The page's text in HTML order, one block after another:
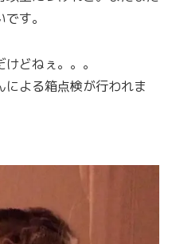
す。
どねぇ。。。
よる箱点検が行われま